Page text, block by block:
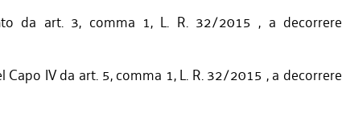
da art. 3, comma 1, L. R. 32/2015 , a decorrere
Capo IV da art. 5, comma 1, L. R. 32/2015 , a decorrere